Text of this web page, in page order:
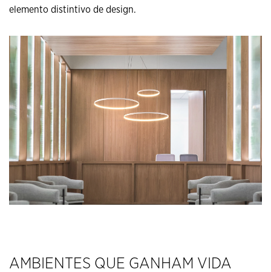
elemento distintivo de design.
AMBIENTES QUE GANHAM VIDA